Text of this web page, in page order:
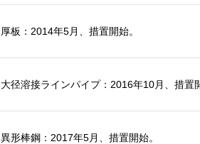
厚板：2014年5月、措置開始。
大径溶接ラインパイプ：2016年10月、措置
異形棒鋼：2017年5月、措置開始。